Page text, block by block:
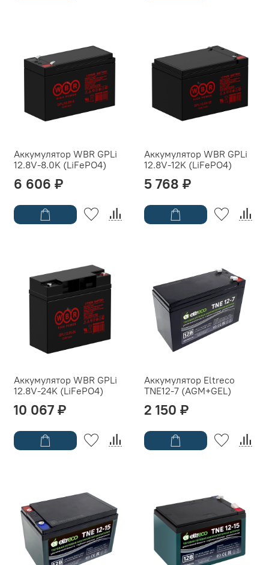
Аккумулятор WBR GPLi
12.8V-8.0K (LiFePO4)
6 606 ₽
Аккумулятор WBR GPLi
12.8V-12K (LiFePO4)
5 768 ₽
Аккумулятор WBR GPLi
12.8V-24K (LiFePO4)
10 067 ₽
Аккумулятор Eltreco
TNE12-7 (AGM+GEL)
2 150 ₽